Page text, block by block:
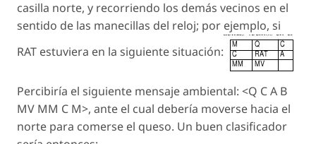
casilla norte, y recorriendo los demás vecinos en el
sentido de las manecillas del reloj; por ejemplo, si
RAT estuviera en la siguiente situación:
Percibiría el siguiente mensaje ambiental: <Q C A B
MV MM C M>, ante el cual debería moverse hacia el
norte para comerse el queso. Un buen clasificador